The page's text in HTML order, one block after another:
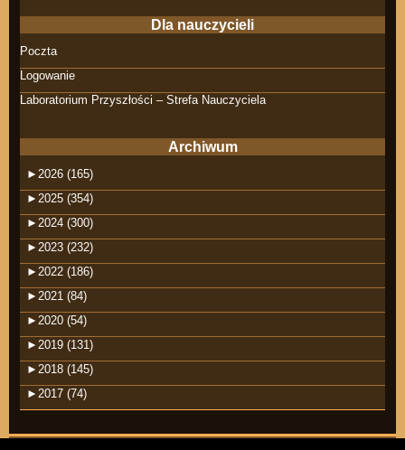
Dla nauczycieli
Poczta
Logowanie
Laboratorium Przyszłości – Strefa Nauczyciela
Archiwum
► 2026 (165)
► 2025 (354)
► 2024 (300)
► 2023 (232)
► 2022 (186)
► 2021 (84)
► 2020 (54)
► 2019 (131)
► 2018 (145)
► 2017 (74)